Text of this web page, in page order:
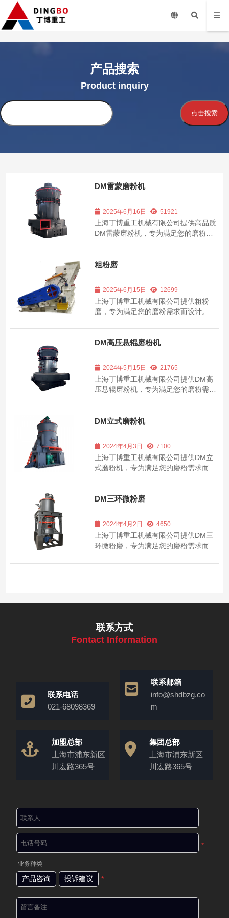
产品搜索
Product inquiry
点击搜索
DM雷蒙磨粉机
2025年6月16日 51921
上海丁博重工机械有限公司提供高品质
DM雷蒙磨粉机，专为满足您的磨粉需
能和耐用性而著称，适用于多种物料的
磨粉加工。了解我们的磨粉机系列和详
粗粉磨
2025年6月15日 12699
上海丁博重工机械有限公司提供粗粉
磨，专为满足您的磨粉需求而设计。我
著称，适用于多种物料的磨粉加工。了
解我们的磨粉机系列和详细信息！
DM高压悬辊磨粉机
2024年5月15日 21765
上海丁博重工机械有限公司提供DM高
压悬辊磨粉机，专为满足您的磨粉需求
和耐用性而著称，适用于多种物料的磨
粉加工。了解我们的磨粉机系列和详细
DM立式磨粉机
2024年4月3日 7100
上海丁博重工机械有限公司提供DM立
式磨粉机，专为满足您的磨粉需求而设
用性而著称，适用于多种物料的磨粉加
工。了解我们的磨粉机系列和详细信
DM三环微粉磨
2024年4月2日 4650
上海丁博重工机械有限公司提供DM三
环微粉磨，专为满足您的磨粉需求而设
用性而著称，适用于多种物料的磨粉加
联系方式
Fontact Information
联系电话
021-68098369
联系邮箱
info@shdbzg.co
m
加盟总部
上海市浦东新区
川宏路365号
集团总部
上海市浦东新区
川宏路365号
*
业务种类
产品咨询 投诉建议 *